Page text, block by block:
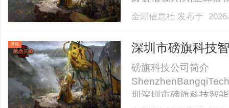
温，提前装好就能在
现在错峰入手，安装
金湖信息社 发布于
资讯 深圳市磅旗科技
磅旗科技公司简介
圳深圳市磅旗科技智